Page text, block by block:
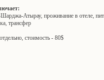
Атырау, проживание в отеле,
трансфер
стоимость - 80$